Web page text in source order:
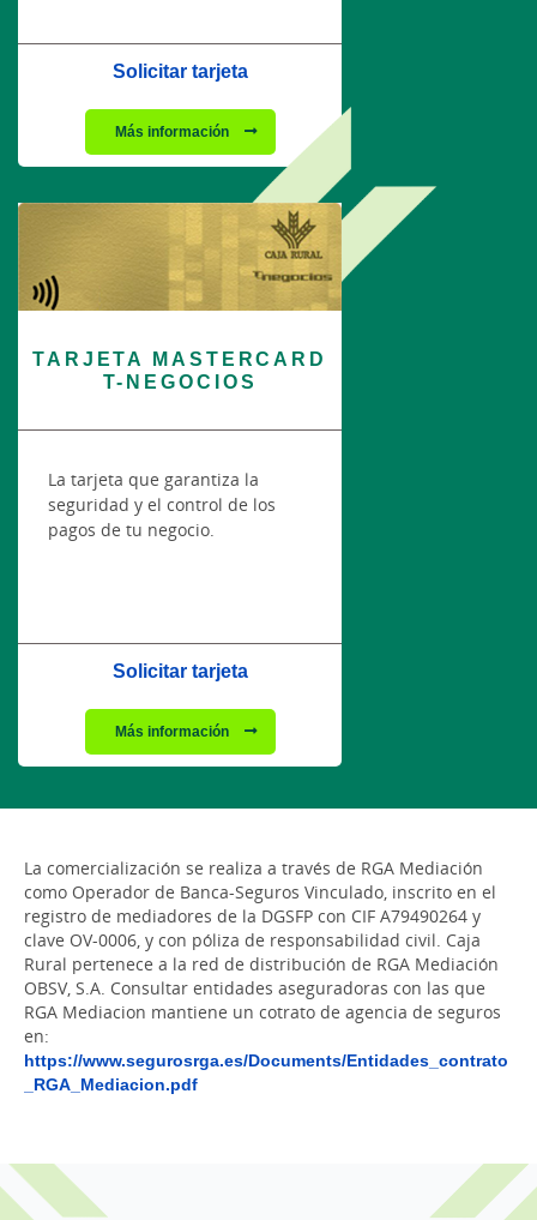
Solicitar tarjeta
Más información
TARJETA MASTERCARD
T-NEGOCIOS
La tarjeta que garantiza la
seguridad y el control de los
pagos de tu negocio.
Solicitar tarjeta
Más información
La comercialización se realiza a través de RGA Mediación
como Operador de Banca-Seguros Vinculado, inscrito en el
registro de mediadores de la DGSFP con CIF A79490264 y
clave OV-0006, y con póliza de responsabilidad civil. Caja
Rural pertenece a la red de distribución de RGA Mediación
OBSV, S.A. Consultar entidades aseguradoras con las que
RGA Mediacion mantiene un cotrato de agencia de seguros
en:
https://www.segurosrga.es/Documents/Entidades_contrato
_RGA_Mediacion.pdf